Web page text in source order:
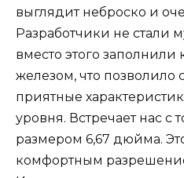
выглядит неброско и
Разработчики не стали
вместо этого заполнили
железом, что позволило
приятные
уровня. Встречает нас
размером 6,67 дюйма.
комфортным